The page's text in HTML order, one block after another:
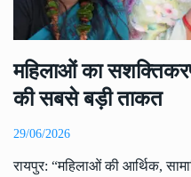
महिलाओं का
की सबसे बड़ी ताकत
29/06/2026
रायपुर: “महिलाओं की आर्थिक,